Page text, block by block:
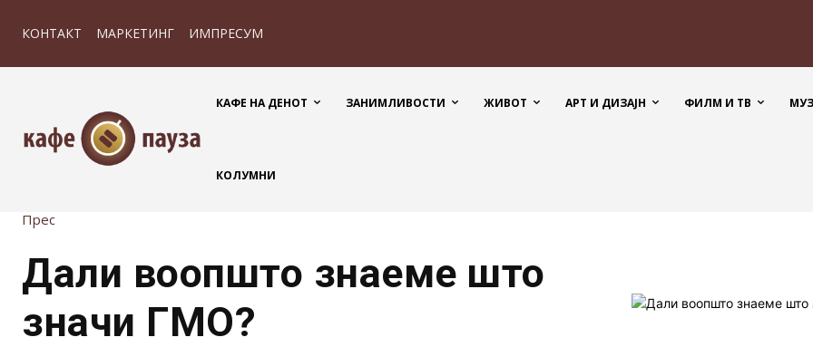
КОНТАКТ МАРКЕТИНГ ИМПРЕСУМ
КАФЕ НА ДЕНОТ ЗАНИМЛИВОСТИ ЖИВОТ АРТ И ДИЗАЈН ФИЛМ И ТВ
КОЛУМНИ
Прес
Дали воопшто знаеме што
значи ГМО?